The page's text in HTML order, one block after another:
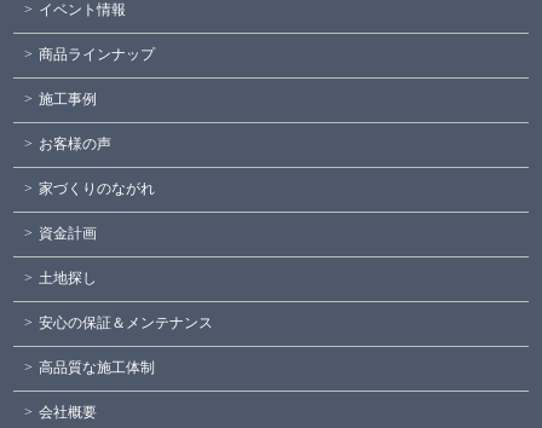
イベント情報
商品ラインナップ
施工事例
お客様の声
家づくりのながれ
資金計画
土地探し
安心の保証＆メンテナンス
高品質な施工体制
会社概要